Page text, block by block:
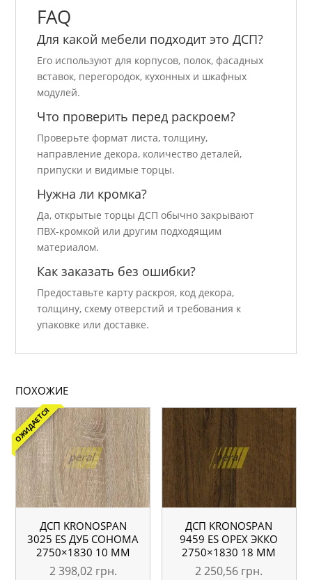
FAQ
Для какой мебели подходит это ДСП?
Его используют для корпусов, полок, фасадных
вставок, перегородок, кухонных и шкафных
модулей.
Что проверить перед раскроем?
Проверьте формат листа, толщину,
направление декора, количество деталей,
припуски и видимые торцы.
Нужна ли кромка?
Да, открытые торцы ДСП обычно закрывают
ПВХ-кромкой или другим подходящим
материалом.
Как заказать без ошибки?
Предоставьте карту раскроя, код декора,
толщину, схему отверстий и требования к
упаковке или доставке.
ПОХОЖИЕ
ОЖИДАЕТСЯ
ДСП KRONOSPAN
3025 ES ДУБ СОНОМА
2750×1830 10 ММ
2 398,02 грн.
ДСП KRONOSPAN
9459 ES ОРЕХ ЭККО
2750×1830 18 ММ
2 250,56 грн.